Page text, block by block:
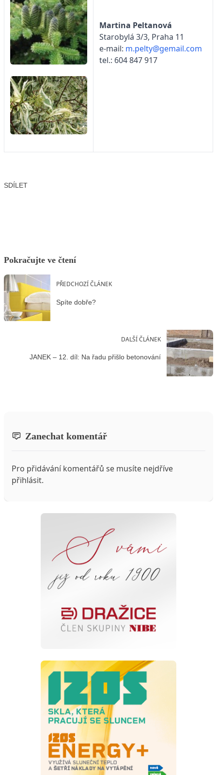
Martina Peltanová
Starobylá 3/3, Praha 11
e-mail: m.pelty@gemail.com
tel.: 604 847 917
SDÍLET
Pokračujte ve čtení
PŘEDCHOZÍ ČLÁNEK
Spíte dobře?
DALŠÍ ČLÁNEK
JANEK – 12. díl: Na řadu přišlo betonování
Zanechat komentář
Pro přidávání komentářů se musíte nejdříve
přihlásit.